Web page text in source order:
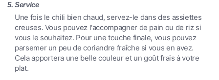
5. Service
Une fois le chili bien chaud, servez-le dans des assiettes
creuses. Vous pouvez l'accompagner de pain ou de riz si
vous le souhaitez. Pour une touche finale, vous pouvez
parsemer un peu de coriandre fraîche si vous en avez.
Cela apportera une belle couleur et un goût frais à votre
plat.